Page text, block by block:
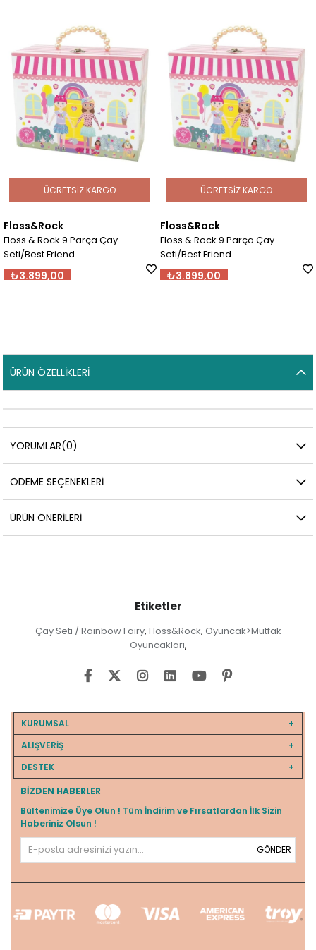
Floss&Rock
Floss & Rock 9 Parça Çay
Seti/Best Friend
₺3.899,00
ÜCRETSIZ KARGO
Floss&Rock
Floss & Rock 9 Parça Çay
Seti/Best Friend
₺3.899,00
ÜCRETSIZ KARGO
ÜRÜN ÖZELLIKLERI
YORUMLAR(0)
ÖDEME SEÇENEKLERI
ÜRÜN ÖNERILERI
Etiketler
Çay Seti / Rainbow Fairy, Floss&Rock, Oyuncak>Mutfak
Oyuncakları,
KURUMSAL
ALIŞVERİŞ
DESTEK
BIZDEN HABERLER
Bültenimize Üye Olun ! Tüm İndirim ve Fırsatlardan İlk Sizin
Haberiniz Olsun !
GÖNDER